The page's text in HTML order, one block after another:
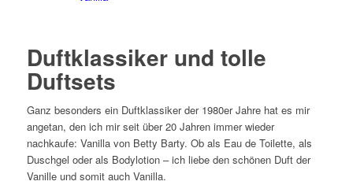
Duftklassiker und tolle
Duftsets
Ganz besonders ein Duftklassiker der 1980er Jahre hat es mir
angetan, den ich mir seit über 20 Jahren immer wieder
nachkaufe: Vanilla von Betty Barty. Ob als Eau de Toilette, als
Duschgel oder als Bodylotion – ich liebe den schönen Duft der
Vanille und somit auch Vanilla.